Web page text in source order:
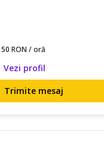
RON / oră
Vezi profil
Trimite mesaj